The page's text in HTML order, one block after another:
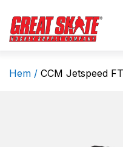
Hem / CCM Jetspeed